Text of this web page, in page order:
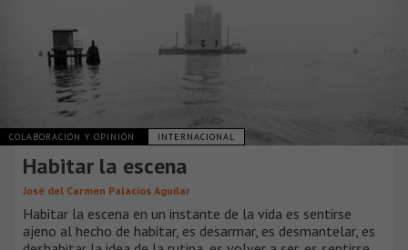
COLABORACIÓN Y OPINIÓN INTERNACIONAL
Habitar la escena
José del Carmen Palacios Aguilar
Habitar la escena en un instante de la vida es sentirse
ajeno al hecho de habitar, es desarmar, es desmantelar, es